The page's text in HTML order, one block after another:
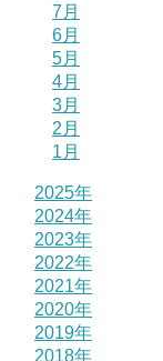
7月
6月
5月
4月
3月
2月
1月
2025年
2024年
2023年
2022年
2021年
2020年
2019年
2018年